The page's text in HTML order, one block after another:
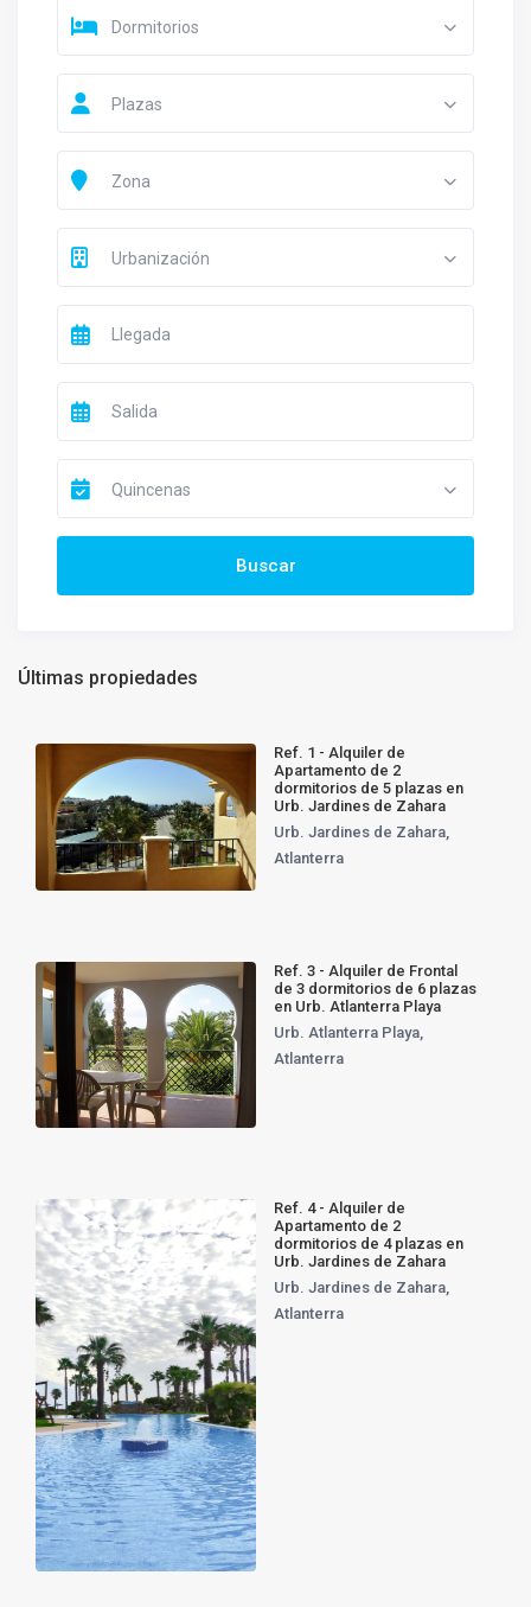
Dormitorios
Plazas
Zona
Urbanización
Quincenas
Últimas propiedades
Ref. 1 - Alquiler de
Apartamento de 2
dormitorios de 5 plazas en
Urb. Jardines de Zahara
Urb. Jardines de Zahara,
Atlanterra
Ref. 3 - Alquiler de Frontal
de 3 dormitorios de 6 plazas
en Urb. Atlanterra Playa
Urb. Atlanterra Playa
Atlanterra
Ref. 4 - Alquiler de
Apartamento de 2
dormitorios de 4 plazas en
Urb. Jardines de Zahara
Urb. Jardines de Zahara
Atlanterra